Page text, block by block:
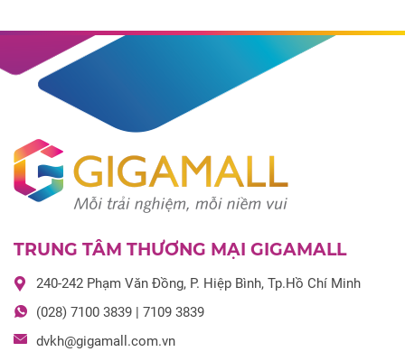
TRUNG TÂM THƯƠNG MẠI GIGAMALL
240-242 Phạm Văn Đồng, P. Hiệp Bình, Tp.Hồ Chí Minh
(028) 7100 3839 | 7109 3839
dvkh@gigamall.com.vn